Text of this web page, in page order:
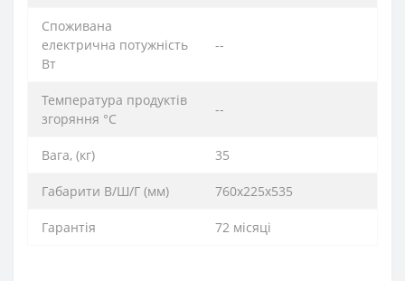
Споживана
електрична потужність
Вт
--
Температура продуктів
згоряння °C
--
Вага, (кг) 35
Габарити В/Ш/Г (мм) 760х225х535
Гарантія 72 місяці